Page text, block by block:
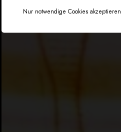
Nur notwendige Cookies akzeptieren